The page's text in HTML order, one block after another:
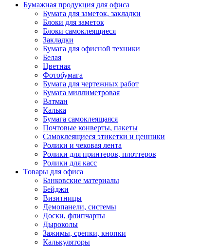
Бумажная продукция для офиса
Бумага для заметок, закладки
Блоки для заметок
Блоки самоклеящиеся
Закладки
Бумага для офисной техники
Белая
Цветная
Фотобумага
Бумага для чертежных работ
Бумага миллиметровая
Ватман
Калька
Бумага самоклеящаяся
Почтовые конверты, пакеты
Самоклеящиеся этикетки и ценники
Ролики и чековая лента
Ролики для принтеров, плоттеров
Ролики для касс
Товары для офиса
Банковские материалы
Бейджи
Визитницы
Демопанели, системы
Доски, флипчарты
Дыроколы
Зажимы, срепки, кнопки
Калькуляторы